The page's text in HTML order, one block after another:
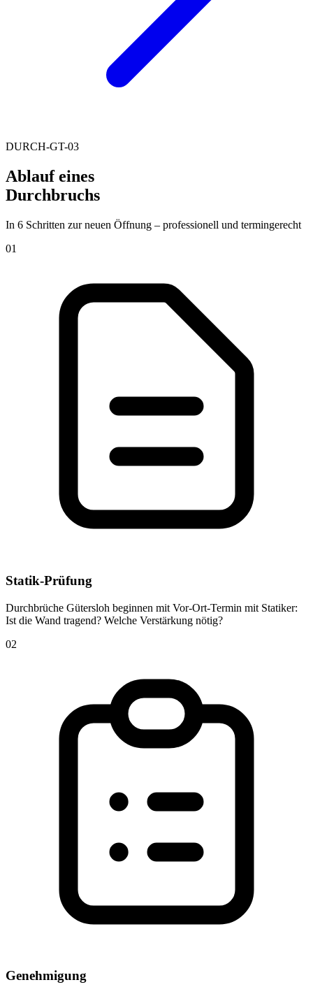
DURCH-GT-03
Ablauf eines
Durchbruchs
In 6 Schritten zur neuen Öffnung – professionell und termingerecht
01
Statik-Prüfung
Durchbrüche Gütersloh beginnen mit Vor-Ort-Termin mit Statiker:
Ist die Wand tragend? Welche Verstärkung nötig?
02
Genehmigung